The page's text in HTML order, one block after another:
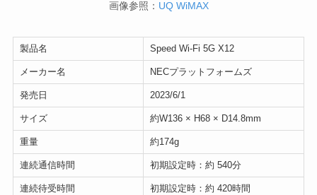
画像参照： UQ WiMAX
製品名 Speed Wi-Fi 5G X12
メーカー名 NECプラットフォームズ
発売日 2023/6/1
サイズ 約W136 × H68 × D14.8mm
重量 約174g
連続通信時間 初期設定時：約 540分
連続待受時間 初期設定時：約 420時間